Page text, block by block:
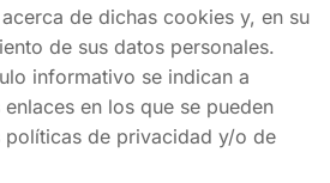
de dichas cookies y, en su
de sus datos personales.
informativo se indican a
en los que se pueden
políticas de privacidad y/o de